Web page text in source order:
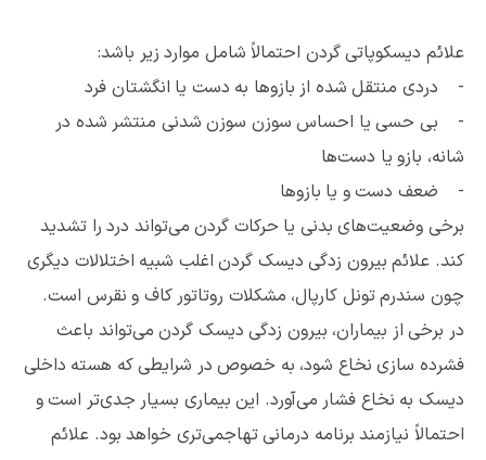
علائم دیسکوپاتی گردن احتمالاً شامل موارد زیر باشد:
- دردی منتقل شده از بازوها به دست یا انگشتان فرد
- بی حسی یا احساس سوزن سوزن شدنی منتشر شده در
شانه، بازو یا دست‌ها
- ضعف دست و یا بازوها
برخی وضعیت‌های بدنی یا حرکات گردن می‌تواند درد را تشدید
کند. علائم بیرون زدگی دیسک گردن اغلب شبیه اختلالات دیگری
چون سندرم تونل کارپال، مشکلات روتاتور کاف و نقرس است.
در برخی از بیماران، بیرون زدگی دیسک گردن می‌تواند باعث
فشرده سازی نخاع شود، به خصوص در شرایطی که هسته داخلی
دیسک به نخاع فشار می‌آورد. این بیماری بسیار جدی‌تر است و
احتمالاً نیازمند برنامه درمانی تهاجمی‌تری خواهد بود. علائم